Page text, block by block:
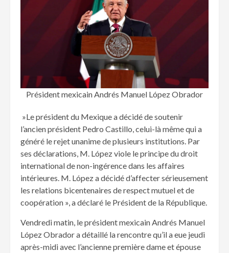
Président mexicain Andrés Manuel López Obrador
»Le président du Mexique a décidé de soutenir
l’ancien président Pedro Castillo, celui-là même qui a
généré le rejet unanime de plusieurs institutions. Par
ses déclarations, M. López viole le principe du droit
international de non-ingérence dans les affaires
intérieures. M. López a décidé d’affecter sérieusement
les relations bicentenaires de respect mutuel et de
coopération », a déclaré le Président de la République.
Vendredi matin, le président mexicain Andrés Manuel
López Obrador a détaillé la rencontre qu’il a eue jeudi
après-midi avec l’ancienne première dame et épouse